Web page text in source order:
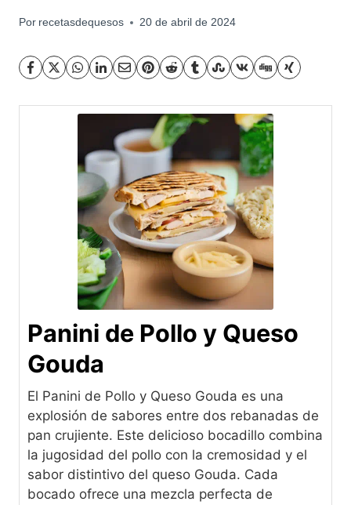
Por recetasdequesos 20 de abril de 2024
Panini de Pollo y Queso
Gouda
El Panini de Pollo y Queso Gouda es una
explosión de sabores entre dos rebanadas de
pan crujiente. Este delicioso bocadillo combina
la jugosidad del pollo con la cremosidad y el
sabor distintivo del queso Gouda. Cada
bocado ofrece una mezcla perfecta de